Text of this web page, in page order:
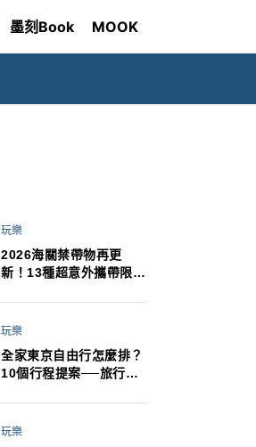
墨刻Book MOOK
玩樂
2026海關禁帶物再更
新！13種超意外攜帶限
最高還罰百萬！注意事項
玩樂
全家東京自由行怎麼排？
10個行程提案──旅行不
法！
玩樂